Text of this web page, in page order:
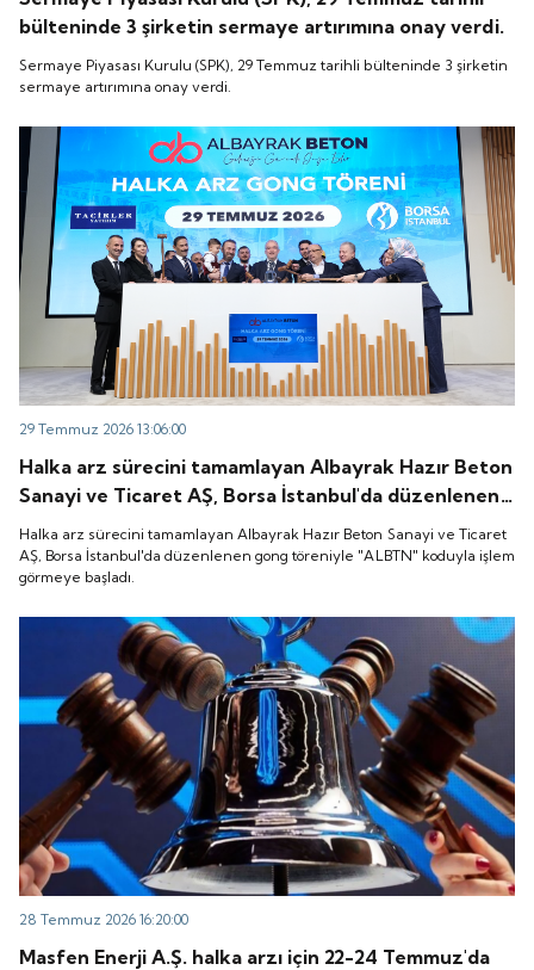
bülteninde 3 şirketin sermaye artırımına onay verdi.
Sermaye Piyasası Kurulu (SPK), 29 Temmuz tarihli bülteninde 3 şirketin
sermaye artırımına onay verdi.
29 Temmuz 2026 13:06:00
Halka arz sürecini tamamlayan Albayrak Hazır Beton
Sanayi ve Ticaret AŞ, Borsa İstanbul'da düzenlenen
gong töreniyle "ALBTN" koduyla işlem görmeye
başladı.
Halka arz sürecini tamamlayan Albayrak Hazır Beton Sanayi ve Ticaret
AŞ, Borsa İstanbul'da düzenlenen gong töreniyle "ALBTN" koduyla işlem
görmeye başladı.
28 Temmuz 2026 16:20:00
Masfen Enerji A.Ş. halka arzı için 22-24 Temmuz'da